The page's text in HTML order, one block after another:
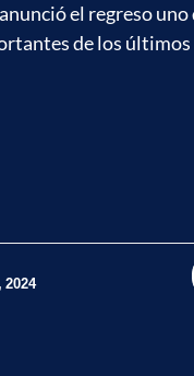
el regreso uno
de los últimos
2024